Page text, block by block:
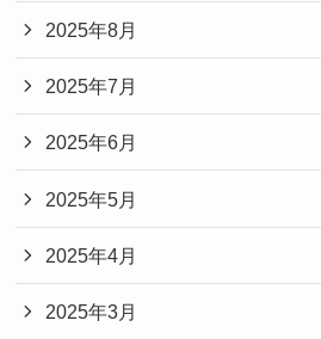
2025年8月
2025年7月
2025年6月
2025年5月
2025年4月
2025年3月